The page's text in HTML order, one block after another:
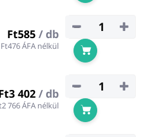
Ft585 / db
Ft476 ÁFA nélkül
+
−
Kosárba
402 / db
766 ÁFA nélkül
+
−
Kosárba